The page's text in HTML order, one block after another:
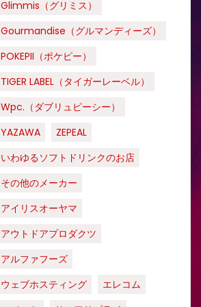
Glimmis（グリミス）
Gourmandise（グルマンディーズ）
POKEPII（ポケピー）
TIGER LABEL（タイガーレーベル）
Wpc.（ダブリュピーシー）
YAZAWA
ZEPEAL
いわゆるソフトドリンクのお店
その他のメーカー
アイリスオーヤマ
アウトドアプロダクツ
アルファフーズ
ウェブホスティング
エレコム